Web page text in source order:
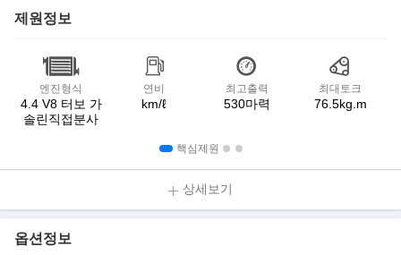
제원정보
엔진형식
4.4 V8 터보 가
솔린직접분사
연비
km/ℓ
최고출력
530마력
최대토크
76.5kg.m
핵심제원
상세보기
옵션정보